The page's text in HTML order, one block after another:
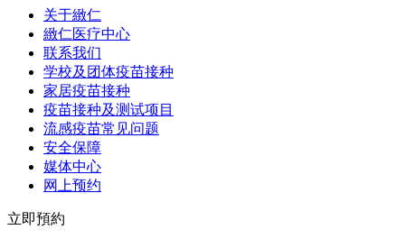
关于緻仁
緻仁医疗中心
联系我们
学校及团体疫苗接种
家居疫苗接种
疫苗接种及测试项目
流感疫苗常见问题
安全保障
媒体中心
网上预约
立即預約